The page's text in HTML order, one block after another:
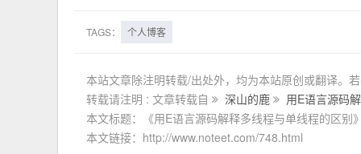
TAGS： 个人博客
本站文章除注明转载/出处外，均为本站原创或翻译。
转载请注明 : 文章转载自
深山的鹿
用E语言源码
本文标题：《用E语言源码解释多线程与单线程的区别
本文链接：http://www.noteet.com/748.html